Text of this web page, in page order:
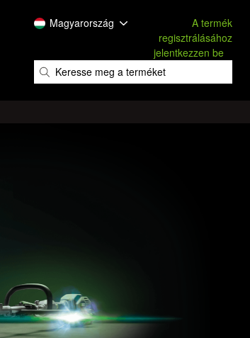
Magyarország
A termék
regisztrálásához
jelentkezzen be